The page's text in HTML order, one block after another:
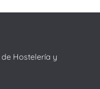
Hostelería y